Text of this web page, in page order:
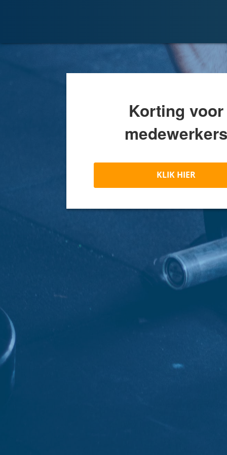
Korting voor
medewerkers
KLIK HIER